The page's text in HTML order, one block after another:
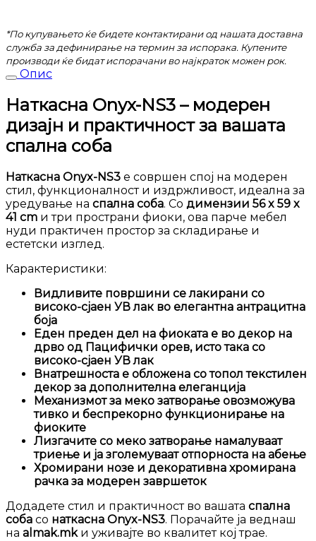
*По купувањето ќе бидете контактирани од нашата доставна
служба за дефинирање на термин за испорака. Купените
производи ќе бидат испорачани во најкраток можен рок.
Опис
Наткасна Onyx-NS3 – модерен
дизајн и практичност за вашата
спална соба
Наткасна Onyx-NS3 е совршен спој на модерен
стил, функционалност и издржливост, идеална за
уредување на спална соба. Со димензии 56 x 59 x
41 cm и три пространи фиоки, ова парче мебел
нуди практичен простор за складирање и
естетски изглед.
Карактеристики:
Видливите површини се лакирани со
високо-сјаен УВ лак во елегантна антрацитна
боја
Еден преден дел на фиоката е во декор на
дрво од Пацифички орев, исто така со
високо-сјаен УВ лак
Внатрешноста е обложена со топол текстилен
декор за дополнителна елеганција
Механизмот за меко затворање овозможува
тивко и беспрекорно функционирање на
фиоките
Лизгачите со меко затворање намалуваат
триење и ја зголемуваат отпорноста на абење
Хромирани нозе и декоративна хромирана
рачка за модерен завршеток
Додадете стил и практичност во вашата спална
соба со наткасна Onyx-NS3. Порачайте ја веднаш
на almak.mkи уживајте во квалитет кој трае.